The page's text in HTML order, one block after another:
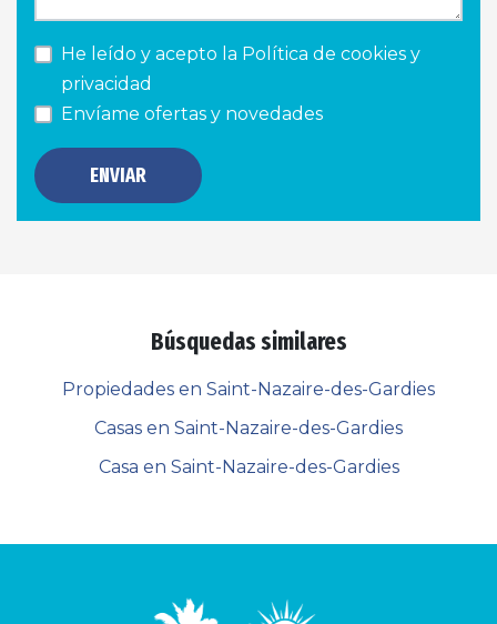
He leído y acepto la Política de cookies y
privacidad
Envíame ofertas y novedades
ENVIAR
Búsquedas similares
Propiedades en Saint-Nazaire-des-Gardies
Casas en Saint-Nazaire-des-Gardies
Casa en Saint-Nazaire-des-Gardies